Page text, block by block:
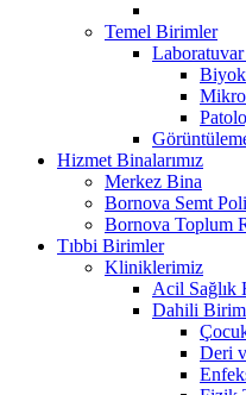
Temel Birimler
Hizmet Binalarımız
Merkez Bina
Bornova Semt
Bornova Toplum
Tıbbi Birimler
Kliniklerimiz
Acil Sağlık
Dahili
Deri